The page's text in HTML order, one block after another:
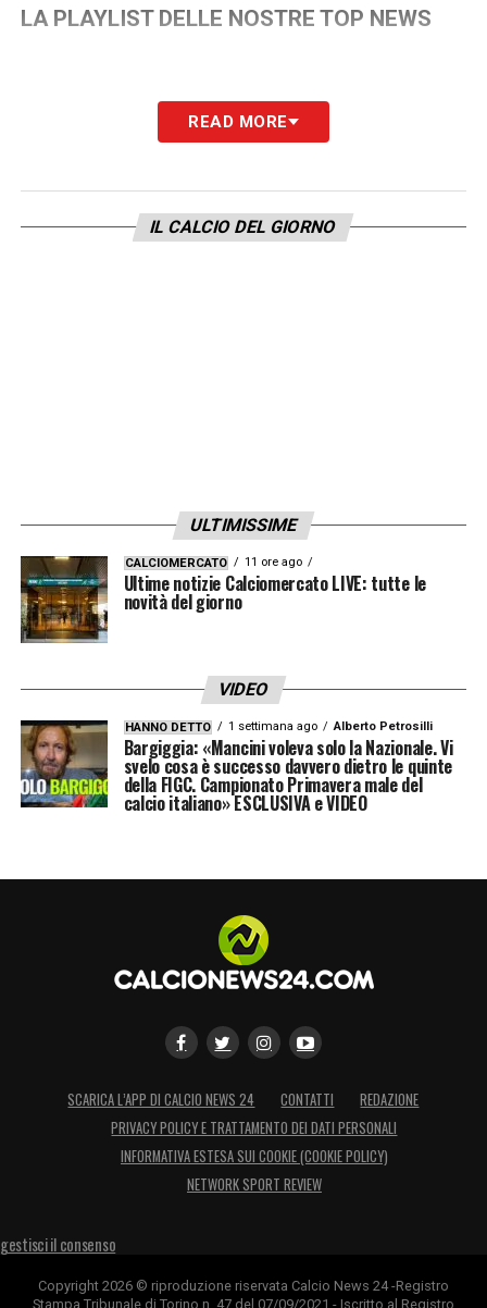
LA PLAYLIST DELLE NOSTRE TOP NEWS
READ MORE
IL CALCIO DEL GIORNO
ULTIMISSIME
CALCIOMERCATO 11 ore ago
Ultime notizie Calciomercato LIVE: tutte le
novità del giorno
VIDEO
HANNO DETTO 1 settimana ago Alberto Petrosilli
Bargiggia: «Mancini voleva solo la Nazionale. Vi
svelo cosa è successo davvero dietro le quinte
della FIGC. Campionato Primavera male del
calcio italiano» ESCLUSIVA e VIDEO
SCARICA L’APP DI CALCIO NEWS 24 CONTATTI
REDAZIONE
PRIVACY POLICY E TRATTAMENTO DEI DATI PERSONALI
INFORMATIVA ESTESA SUI COOKIE (COOKIE POLICY)
NETWORK SPORT REVIEW
gestisci il consenso
Copyright 2026 © riproduzione riservata Calcio News 24 -Registro
Stampa Tribunale di Torino n. 47 del 07/09/2021 - Iscritto al Registro